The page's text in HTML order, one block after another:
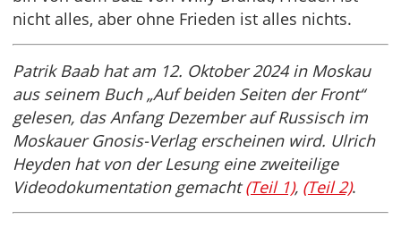
nicht alles, aber ohne Frieden ist alles nichts.
Patrik Baab hat am 12. Oktober 2024 in Moskau
aus seinem Buch „Auf beiden Seiten der Front“
gelesen, das Anfang Dezember auf Russisch im
Moskauer Gnosis-Verlag erscheinen wird. Ulrich
Heyden hat von der Lesung eine zweiteilige
Videodokumentation gemacht(Teil 1), (Teil 2).